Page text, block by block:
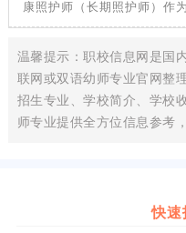
康照护师（长期照护师）作
温馨提示：职校信息网是国
联网或双语幼师专业官网整
招生专业、学校简介、学校
师专业提供全方位信息参考
快速